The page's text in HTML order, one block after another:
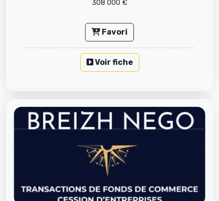
308 000 €
Favori
Voir fiche